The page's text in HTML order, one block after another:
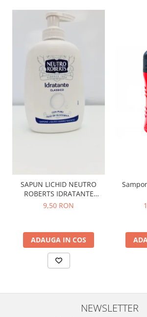
SAPUN LICHID NEUTRO
ROBERTS IDRATANTE
CLASSICO 200 ML
9,50 RON
ADAUGA IN COS
NEWSLETTER